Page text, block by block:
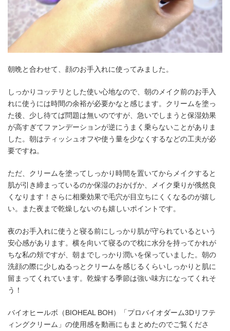
朝晩と合わせて、顔のお手入れに使ってみました。
しっかりコッテリとした使い心地なので、朝のメイク前のお手入
れに使うには時間の余裕が必要かなと感じます。クリームを塗っ
た後、少し待てば問題は無いのですが、急いでしまうと保湿効果
が高すぎてファンデーションが逆にうまく乗らないことがありま
した。朝はティッシュオフや使う量を少なくするなどの工夫が必
要ですね。
ただ、クリームを塗ってしっかり時間を置いてからメイクすると
肌が引き締まっているのか保湿のおかげか、メイク乗りが俄然良
くなります！さらに相乗効果で毛穴が目立ちにくくなるのが嬉し
い。また夜まで乾燥しないのも嬉しいポイントです。
夜のお手入れに使うと寝る前にしっかり肌が守られているという
安心感があります。横を向いて寝るので枕に水分を持ってかれが
ちな私の頬ですが、朝までしっかり潤いを保っていました。朝の
洗顔の際に少しぬるっとクリームを感じるくらいしっかりと肌に
留まってくれています。乾燥する季節は強い味方になってくれそ
う！
バイオヒールボ（BIOHEAL BOH）「プロバイオダーム3Dリフテ
ィングクリーム」の使用感を動画にもまとめたのでご覧くださ